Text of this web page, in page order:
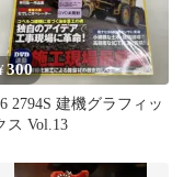
300
2794S 建機グラフィッ
ス Vol.13